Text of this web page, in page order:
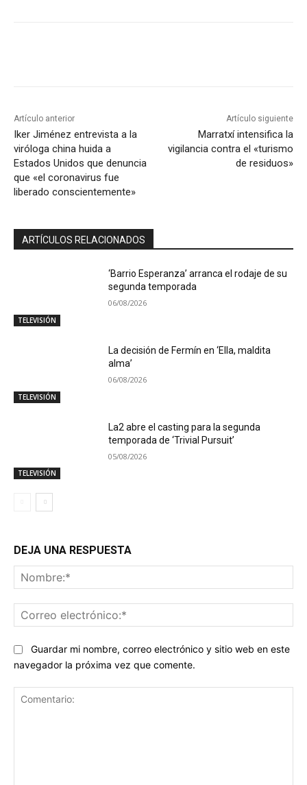
Artículo anterior
Iker Jiménez entrevista a la
viróloga china huida a
Estados Unidos que denuncia
que «el coronavirus fue
liberado conscientemente»
Artículo siguiente
Marratxí intensifica la
vigilancia contra el «turismo
de residuos»
ARTÍCULOS RELACIONADOS
TELEVISIÓN
‘Barrio Esperanza’ arranca el rodaje de su
segunda temporada
06/08/2026
TELEVISIÓN
La decisión de Fermín en ‘Ella, maldita
alma’
06/08/2026
TELEVISIÓN
La2 abre el casting para la segunda
temporada de ‘Trivial Pursuit’
05/08/2026
DEJA UNA RESPUESTA
Guardar mi nombre, correo electrónico y sitio web en este
navegador la próxima vez que comente.